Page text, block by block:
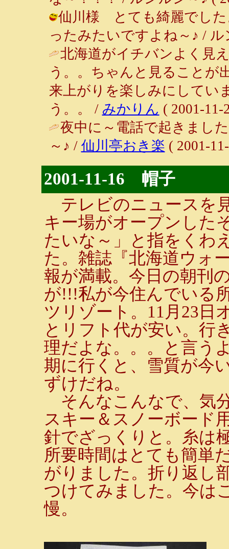
仙川様 とても綺麗でした
ったみたいですよね～♪ / ル
北海道がイチバンよく見
う。。ちゃんと見ることが
来上がりを楽しみにしてい
う。。 / みかりん ( 2001-11-
夜中に～電話で起きまし
～♪ / 仙川亭おき楽 ( 2001-
2001-11-16 帽子
テレビのニュースを
キー場がオープンした
たいな～」と指をくわ
た。雑誌『北海道ウォ
報が満載。今日の朝刊
が!!!私が今住んでいる
ツリゾート。11月23日
とリフト代が安い。行
理だよな。。。と言う
期に行くと、雪質が今
ずけだね。
そんなこんなで、気
スキー＆スノーボード
針でざっくりと。糸は
所要時間はとても簡単
がりました。折り返し
つけてみました。今は
慢。